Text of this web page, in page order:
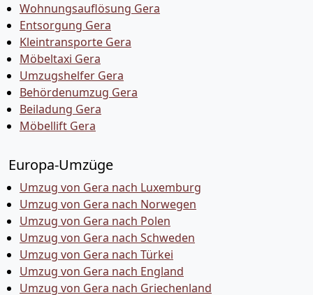
Wohnungsauflösung Gera
Entsorgung Gera
Kleintransporte Gera
Möbeltaxi Gera
Umzugshelfer Gera
Behördenumzug Gera
Beiladung Gera
Möbellift Gera
Europa-Umzüge
Umzug von Gera nach Luxemburg
Umzug von Gera nach Norwegen
Umzug von Gera nach Polen
Umzug von Gera nach Schweden
Umzug von Gera nach Türkei
Umzug von Gera nach England
Umzug von Gera nach Griechenland